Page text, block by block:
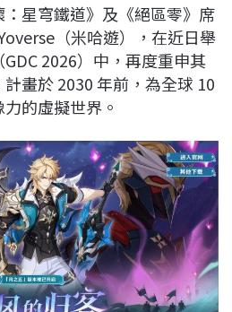
L
i
n
k
星穹鐵道》及《絕區零》席
（米哈遊），在近日舉
2026）中，再度重申其
畫於 2030 年前，為全球 10
的虛擬世界。